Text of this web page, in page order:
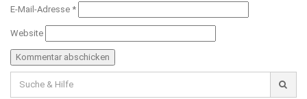
E-Mail-Adresse *
Website
für: